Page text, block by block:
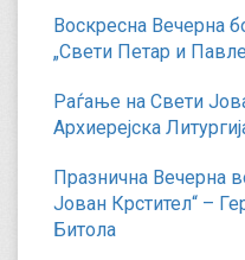
Воскресна Вечерна
„Свети Петар и
Раѓање на Свети
Архиерејска
Празнична Вечерна
Јован Крстител“ –
Битола